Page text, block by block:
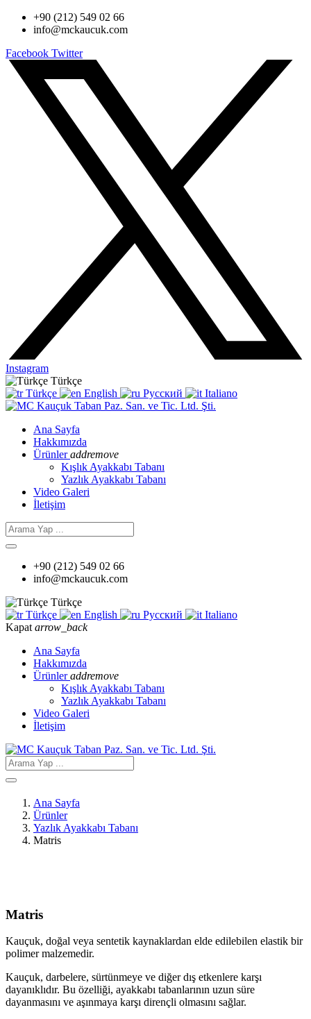
+90 (212) 549 02 66
info@mckaucuk.com
Facebook Twitter
Instagram
Türkçe
Türkçe
English Русский Italiano
Ana Sayfa
Hakkımızda
Ürünler addremove
Kışlık Ayakkabı Tabanı
Yazlık Ayakkabı Tabanı
Video Galeri
İletişim
+90 (212) 549 02 66
info@mckaucuk.com
Türkçe
Türkçe
English Русский
Italiano
Kapat arrow_back
Ana Sayfa
Hakkımızda
Ürünler addremove
Kışlık Ayakkabı Tabanı
Yazlık Ayakkabı Tabanı
Video Galeri
İletişim
Ana Sayfa
Ürünler
Yazlık Ayakkabı Tabanı
Matris
Matris
Kauçuk, doğal veya sentetik kaynaklardan elde edilebilen elastik bir
polimer malzemedir.
Kauçuk, darbelere, sürtünmeye ve diğer dış etkenlere karşı
dayanıklıdır. Bu özelliği, ayakkabı tabanlarının uzun süre
dayanmasını ve aşınmaya karşı dirençli olmasını sağlar.